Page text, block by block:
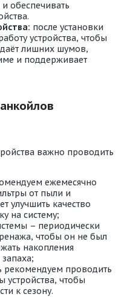
обеспечивать
после установки
устройства, чтобы
лишних шумов,
и поддерживает
важно проводить
ежемесячно
от пыли и
улучшить качество
на систему;
– периодически
чтобы он не был
накопления
рекомендуем проводить
устройства, чтобы
к сезону.